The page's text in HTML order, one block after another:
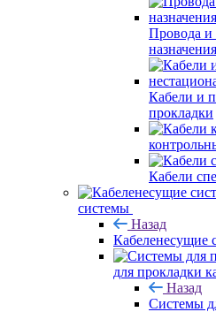
Провода и
назначения
Кабели и
прокладки
Кабели
системы
Назад
Кабеленесущие
для прокладки
Назад
Системы